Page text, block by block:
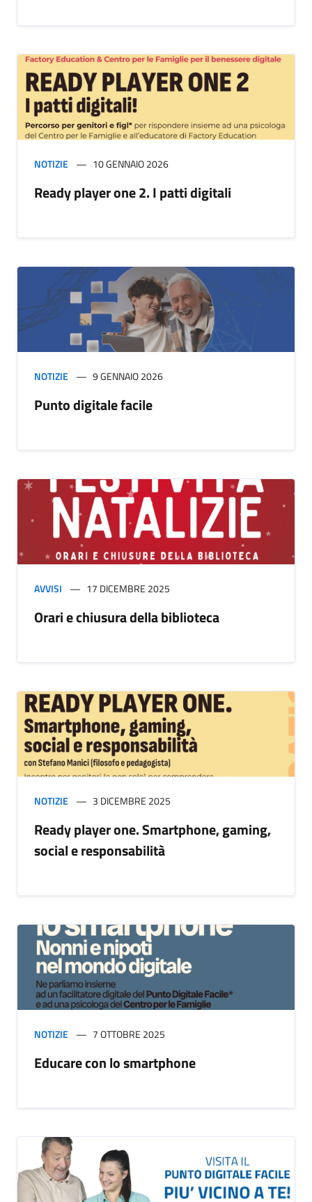
NOTIZIE 10 GENNAIO 2026
Ready player one 2. I patti digitali
NOTIZIE 9 GENNAIO 2026
Punto digitale facile
AVVISI 17 DICEMBRE 2025
Orari e chiusura della biblioteca
NOTIZIE 3 DICEMBRE 2025
Ready player one. Smartphone, gaming,
social e responsabilità
NOTIZIE 7 OTTOBRE 2025
Educare con lo smartphone